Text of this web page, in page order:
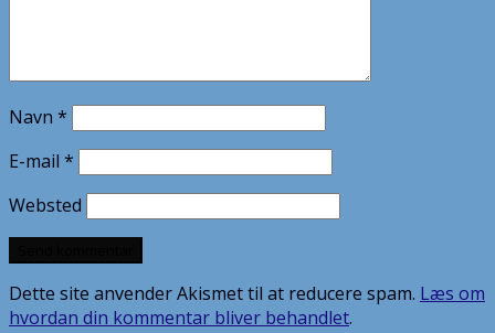
Navn *
E-mail *
Websted
Dette site anvender Akismet til at reducere spam. Læs om
hvordan din kommentar bliver behandlet.